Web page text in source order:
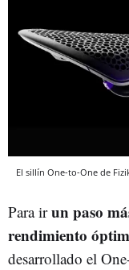
El sillín One-to-One de
Para irun paso
rendimiento
desarrollado el